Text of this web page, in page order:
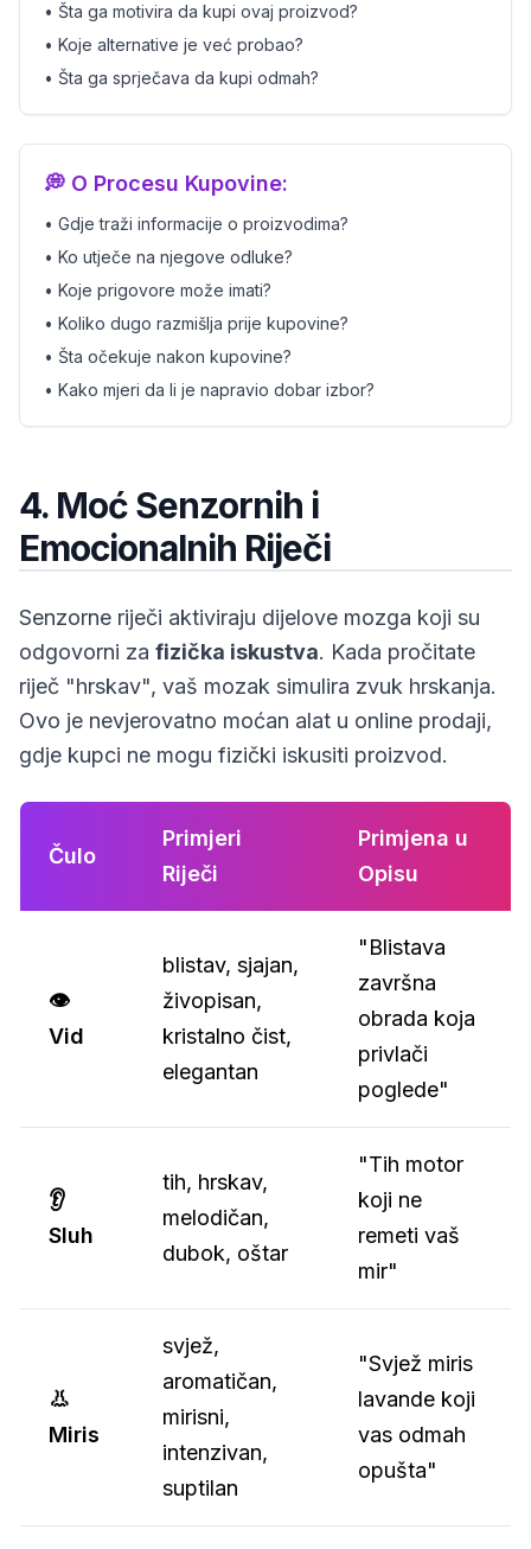
• Šta ga motivira da kupi ovaj proizvod?
• Koje alternative je već probao?
• Šta ga sprječava da kupi odmah?
💭 O Procesu Kupovine:
• Gdje traži informacije o proizvodima?
• Ko utječe na njegove odluke?
• Koje prigovore može imati?
• Koliko dugo razmišlja prije kupovine?
• Šta očekuje nakon kupovine?
• Kako mjeri da li je napravio dobar izbor?
4. Moć Senzornih i
Emocionalnih Riječi
Senzorne riječi aktiviraju dijelove mozga koji su
odgovorni za fizička iskustva. Kada pročitate
riječ "hrskav", vaš mozak simulira zvuk hrskanja.
Ovo je nevjerovatno moćan alat u online prodaji,
gdje kupci ne mogu fizički iskusiti proizvod.
Čulo
Primjeri
Riječi
Primjena u
Opisu
👁️
Vid
blistav, sjajan,
živopisan,
kristalno čist,
elegantan
"Blistava
završna
obrada koja
privlači
poglede"
👂
Sluh
tih, hrskav,
melodičan,
dubok, oštar
"Tih motor
koji ne
remeti vaš
mir"
👃
Miris
svjež,
aromatičan,
mirisni,
intenzivan,
suptilan
"Svjež miris
lavande koji
vas odmah
opušta"